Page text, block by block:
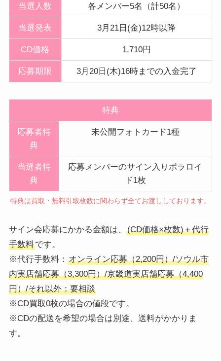
当選人数 各メンバー5名（計50名）
当選発表 3月21日(金)12時以降
CD価格 1,710円
応募期限 3月20日(木)16時までの入金完了
特典
応募者特
典
未公開フォトカード1種
当選者特
典
応募メンバーのサイン入りポラロイ
ド1枚
特典は買取・無料引取枚数に関わらず全てお渡ししております。
サイン会応募にかかる金額は、
(CD価格×枚数)＋代行
手数料です。
※代行手数料： オンライン応募（2,200円）/ソウル市
内実店舗応募（3,300円）/京畿道実店舗応募（4,400
円）/それ以外：要相談
※CD買取0枚の場合の値段です。
※CDの配送を希望の場合は別途、送料がかかりま
す。